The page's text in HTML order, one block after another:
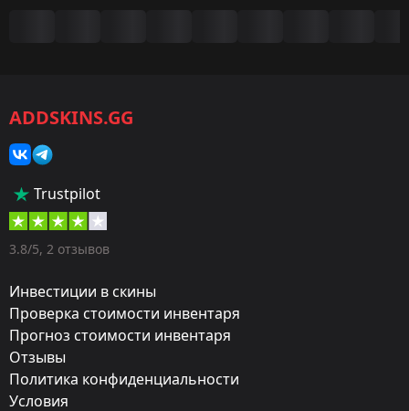
Категория:
Скины
Пистолеты-пулемёты
Оружие:
Exterior:
Немного поношенное
Finish:
Тактика
ADDSKINS.GG
Trustpilot
3.8/5, 2 отзывов
Инвестиции в скины
Проверка стоимости инвентаря
Прогноз стоимости инвентаря
Отзывы
Политика конфиденциальности
Условия